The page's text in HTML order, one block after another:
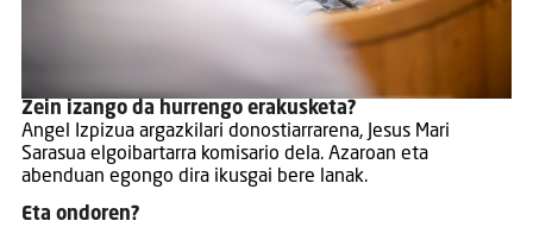
Zein izango da hurrengo erakusketa?
Angel Izpizua argazkilari donostiarrarena, Jesus Mari
Sarasua elgoibartarra komisario dela. Azaroan eta
abenduan egongo dira ikusgai bere lanak.
Eta ondoren?